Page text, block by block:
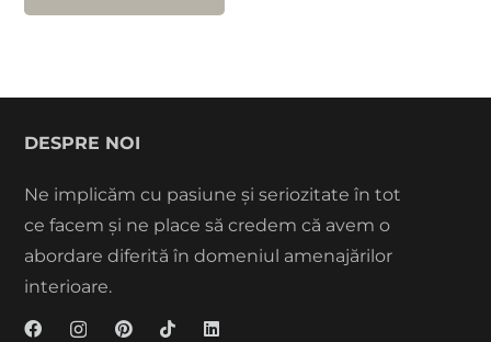
DESPRE NOI
Ne implicăm cu pasiune și seriozitate în tot
ce facem și ne place să credem că avem o
abordare diferită în domeniul amenajărilor
interioare.